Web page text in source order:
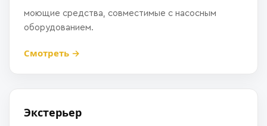
моющие средства, совместимые с насосным
оборудованием.
Смотреть →
Экстерьер